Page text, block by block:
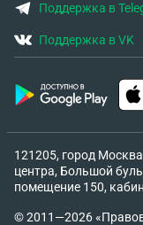
Поддержка в
Поддержка в VK
121205, город
центра, Большой
помещение 150,
© 2011—2026